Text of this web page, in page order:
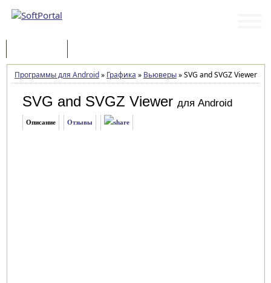
Программы для Android» Графика » Вьюверы»SVG and SVGZ Viewer
SVG and SVGZ Viewer для Android
Описание Отзывы